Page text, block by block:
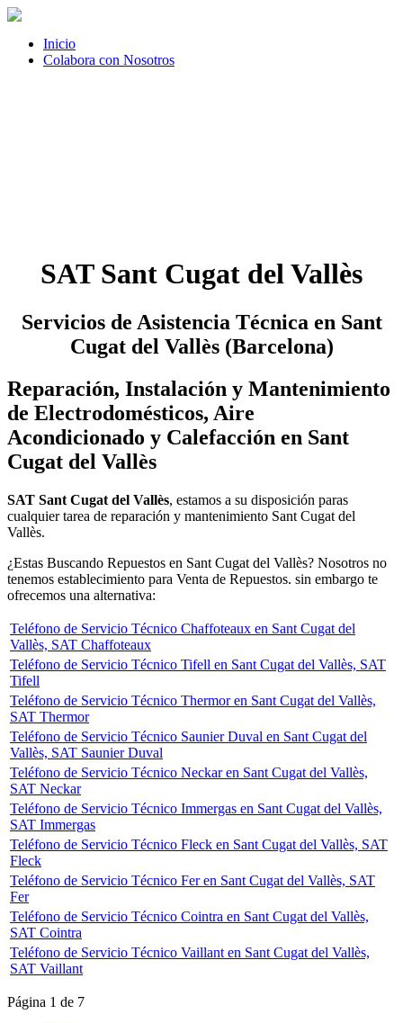
Inicio
Colabora con Nosotros
SAT Sant Cugat del Vallès
Servicios de Asistencia Técnica en Sant
Cugat del Vallès (Barcelona)
Reparación, Instalación y Mantenimiento
de Electrodomésticos, Aire
Acondicionado y Calefacción en Sant
Cugat del Vallès
SAT Sant Cugat del Vallès, estamos a su disposición paras
cualquier tarea de reparación y mantenimiento Sant Cugat del
Vallès.
¿Estas Buscando Repuestos en Sant Cugat del Vallès? Nosotros no
tenemos establecimiento para Venta de Repuestos. sin embargo te
ofrecemos una alternativa:
Teléfono de Servicio Técnico Chaffoteaux en Sant Cugat del
Vallès, SAT Chaffoteaux
Teléfono de Servicio Técnico Tifell en Sant Cugat del Vallès, SAT
Tifell
Teléfono de Servicio Técnico Thermor en Sant Cugat del Vallès,
SAT Thermor
Teléfono de Servicio Técnico Saunier Duval en Sant Cugat del
Vallès, SAT Saunier Duval
Teléfono de Servicio Técnico Neckar en Sant Cugat del Vallès,
SAT Neckar
Teléfono de Servicio Técnico Immergas en Sant Cugat del Vallès,
SAT Immergas
Teléfono de Servicio Técnico Fleck en Sant Cugat del Vallès, SAT
Fleck
Teléfono de Servicio Técnico Fer en Sant Cugat del Vallès, SAT
Fer
Teléfono de Servicio Técnico Cointra en Sant Cugat del Vallès,
SAT Cointra
Teléfono de Servicio Técnico Vaillant en Sant Cugat del Vallès,
SAT Vaillant
Página 1 de 7